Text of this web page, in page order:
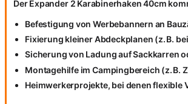
Der Expander 2 Karabinerhaken 40cm
Befestigung von Werbebannern an
Fixierung kleiner Abdeckplanen (z. B.
Sicherung von Ladung auf Sackkarren
Montagehilfe im Campingbereich (z. B.
Heimwerkerprojekte, bei denen flexible